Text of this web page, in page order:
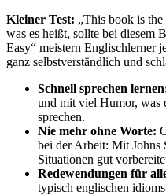
Kleiner Test: „This book is the
was es heißt, sollte bei diesem
Easy“ meistern Englischlerner
ganz selbstverständlich und
Schnell sprechen
und mit viel Humor, was
sprechen.
Nie mehr ohne Worte:
bei der Arbeit: Mit Johns
Situationen gut
Redewendungen für
typisch englischen